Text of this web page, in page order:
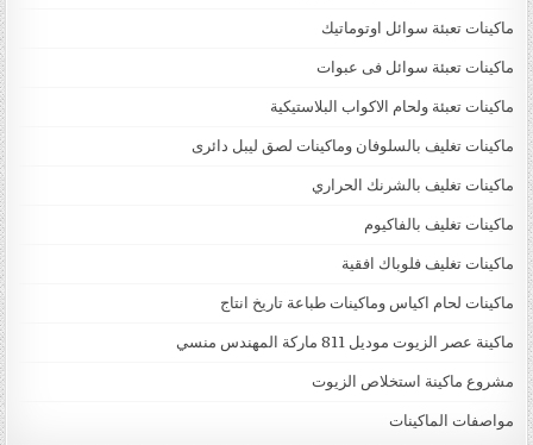
ماكينات تعبئة سوائل اوتوماتيك
ماكينات تعبئة سوائل فى عبوات
ماكينات تعبئة ولحام الاكواب البلاستيكية
ماكينات تغليف بالسلوفان وماكينات لصق ليبل دائرى
ماكينات تغليف بالشرنك الحراري
ماكينات تغليف بالفاكيوم
ماكينات تغليف فلوباك افقية
ماكينات لحام اكياس وماكينات طباعة تاريخ انتاج
ماكينة عصر الزيوت موديل 811 ماركة المهندس منسي
مشروع ماكينة استخلاص الزيوت
مواصفات الماكينات